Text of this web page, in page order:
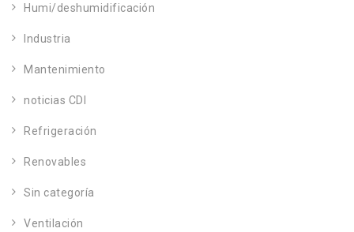
Humi/deshumidificación
Industria
Mantenimiento
noticias CDI
Refrigeración
Renovables
Sin categoría
Ventilación